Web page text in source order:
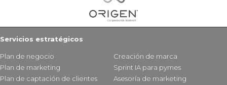
Servicios estratégicos
Plan de negocio
Plan de marketing
Plan de captación de clientes
Creación de marca
Sprint IA para pymes
Asesoría de marketing